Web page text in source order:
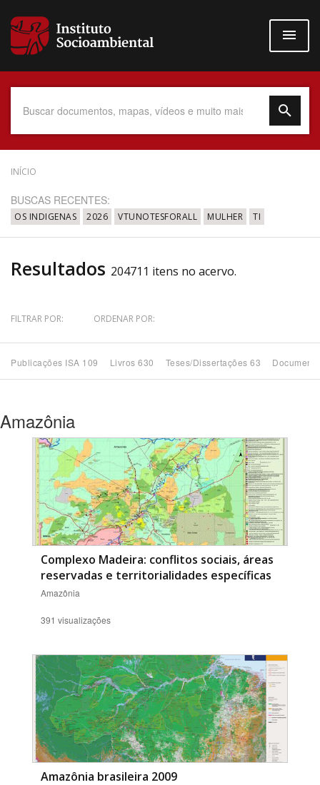
para
conteúdo
Data do Documento
Até
Povo Indígena
Subtema
Área de Levantamento
Área Protegida
BUSCAR
INÍCIO
BUSCAS RECENTES:
OS INDIGENAS 2026 VTUNOTESFORALL MULHER TI
Resultados 204711 itens no acervo.
FILTRAR POR: ORDENAR POR:
Publicações ISA 109 Livros 630 Teses/Dissertações 63
Amazônia
Complexo Madeira: conflitos sociais, áreas
reservadas e territorialidades específicas
Amazônia
391 visualizações
Amazônia brasileira 2009